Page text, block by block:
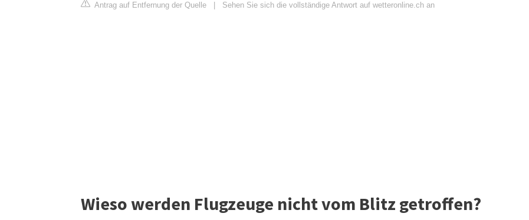
Antrag auf Entfernung der Quelle Sehen Sie sich die vollständige Antwort auf wetteronline.ch an
Wieso werden Flugzeuge nicht vom Blitz getroffen?